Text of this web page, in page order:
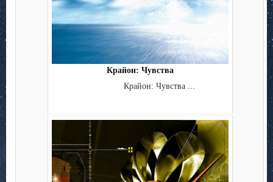
Крайон: Чувства
Крайон: Чувства ...